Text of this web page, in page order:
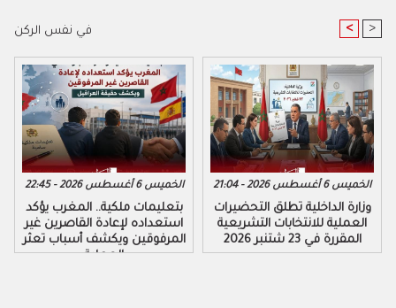
في نفس الركن < >
الخميس 6 أغسطس 2026 - 22:45
بتعليمات ملكية.. المغرب يؤكد
استعداده لإعادة القاصرين غير
المرفوقين ويكشف أسباب تعثر
العملية
الخميس 6 أغسطس 2026 - 21:04
وزارة الداخلية تطلق التحضيرات
العملية للانتخابات التشريعية
المقررة في 23 شتنبر 2026